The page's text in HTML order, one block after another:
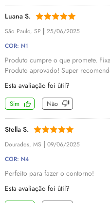
Luana S.
São Paulo, SP | 25/06/2025
COR: N1
Produto cumpre o que promete.
Produto aprovado! Super
Esta avaliação foi útil?
Sim Não
Stella S.
Dourados, MS | 09/06/2025
COR: N4
Perfeito para fazer o contorno!
Esta avaliação foi útil?